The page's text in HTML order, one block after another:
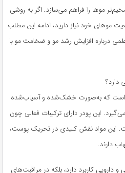
موها را فراهم می‌سازد. اگر به‌ روشی
موهای خود نیاز دارید، ادامه این مطلب
درباره افزایش رشد مو و ضخامت مو با
دارد؟
است که به‌صورت خشک‌شده و آسیاب‌شده
این پودر دارای ترکیبات فعالی چون
این مواد نقش کلیدی در تحریک پوست،
دارند.
و دارویی کاربرد دارد، بلکه در مراقبت‌های